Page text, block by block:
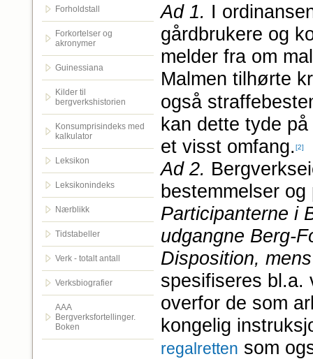
Forholdstall
Forkortelser og
akronymer
Guinessiana
Kilder til
bergverkshistorien
Konsumprisindeks med
kalkulator
Leksikon
Leksikonindeks
Nærblikk
Tidstabeller
Verk - totalt antall
Verksbiografier
AAA
Bergverksfortellinger.
Boken
Ad 1. I
gårdbrukere og
melder fra om
Malmen tilhørte
også
kan dette tyde
et visst omfang. [2]
Ad 2.
bestemmelser
Participanterne i
udgangne Berg-
Disposition,
spesifiseres bl.a.
overfor de som
kongelig
regalretten som